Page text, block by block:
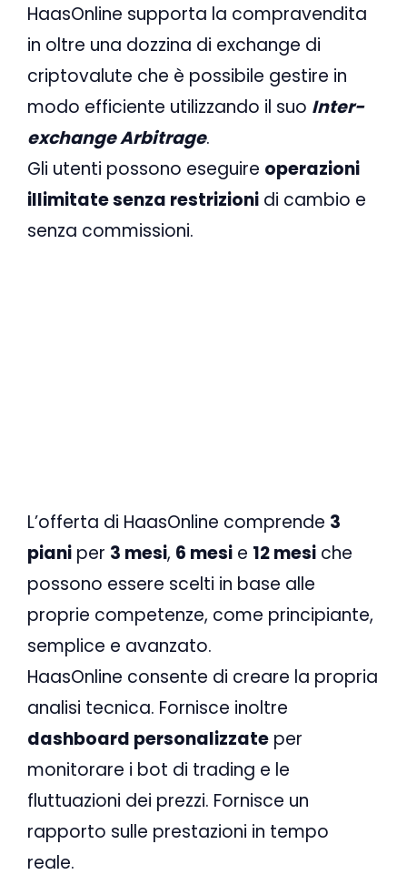
HaasOnline supporta la compravendita
in oltre una dozzina di exchange di
criptovalute che è possibile gestire in
modo efficiente utilizzando il suo Inter-
exchange Arbitrage.
Gli utenti possono eseguire operazioni
illimitate senza restrizioni di cambio e
senza commissioni.
L’offerta di HaasOnline comprende 3
piani per 3 mesi, 6 mesi e 12 mesi che
possono essere scelti in base alle
proprie competenze, come principiante,
semplice e avanzato.
HaasOnline consente di creare la propria
analisi tecnica. Fornisce inoltre
dashboard personalizzate per
monitorare i bot di trading e le
fluttuazioni dei prezzi. Fornisce un
rapporto sulle prestazioni in tempo
reale.